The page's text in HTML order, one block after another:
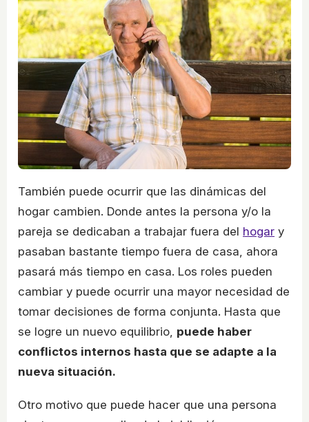
También puede ocurrir que las dinámicas del
hogar cambien. Donde antes la persona y/o la
pareja se dedicaban a trabajar fuera del hogar y
pasaban bastante tiempo fuera de casa, ahora
pasará más tiempo en casa. Los roles pueden
cambiar y puede ocurrir una mayor necesidad de
tomar decisiones de forma conjunta. Hasta que
se logre un nuevo equilibrio, puede haber
conflictos internos hasta que se adapte a la
nueva situación.
Otro motivo que puede hacer que una persona